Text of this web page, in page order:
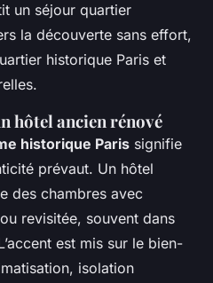
un séjour quartier
la découverte sans effort,
historique Paris et
hôtel ancien rénové
historique Paris signifie
prévaut. Un hôtel
des chambres avec
revisitée, souvent dans
est mis sur le bien-
isolation